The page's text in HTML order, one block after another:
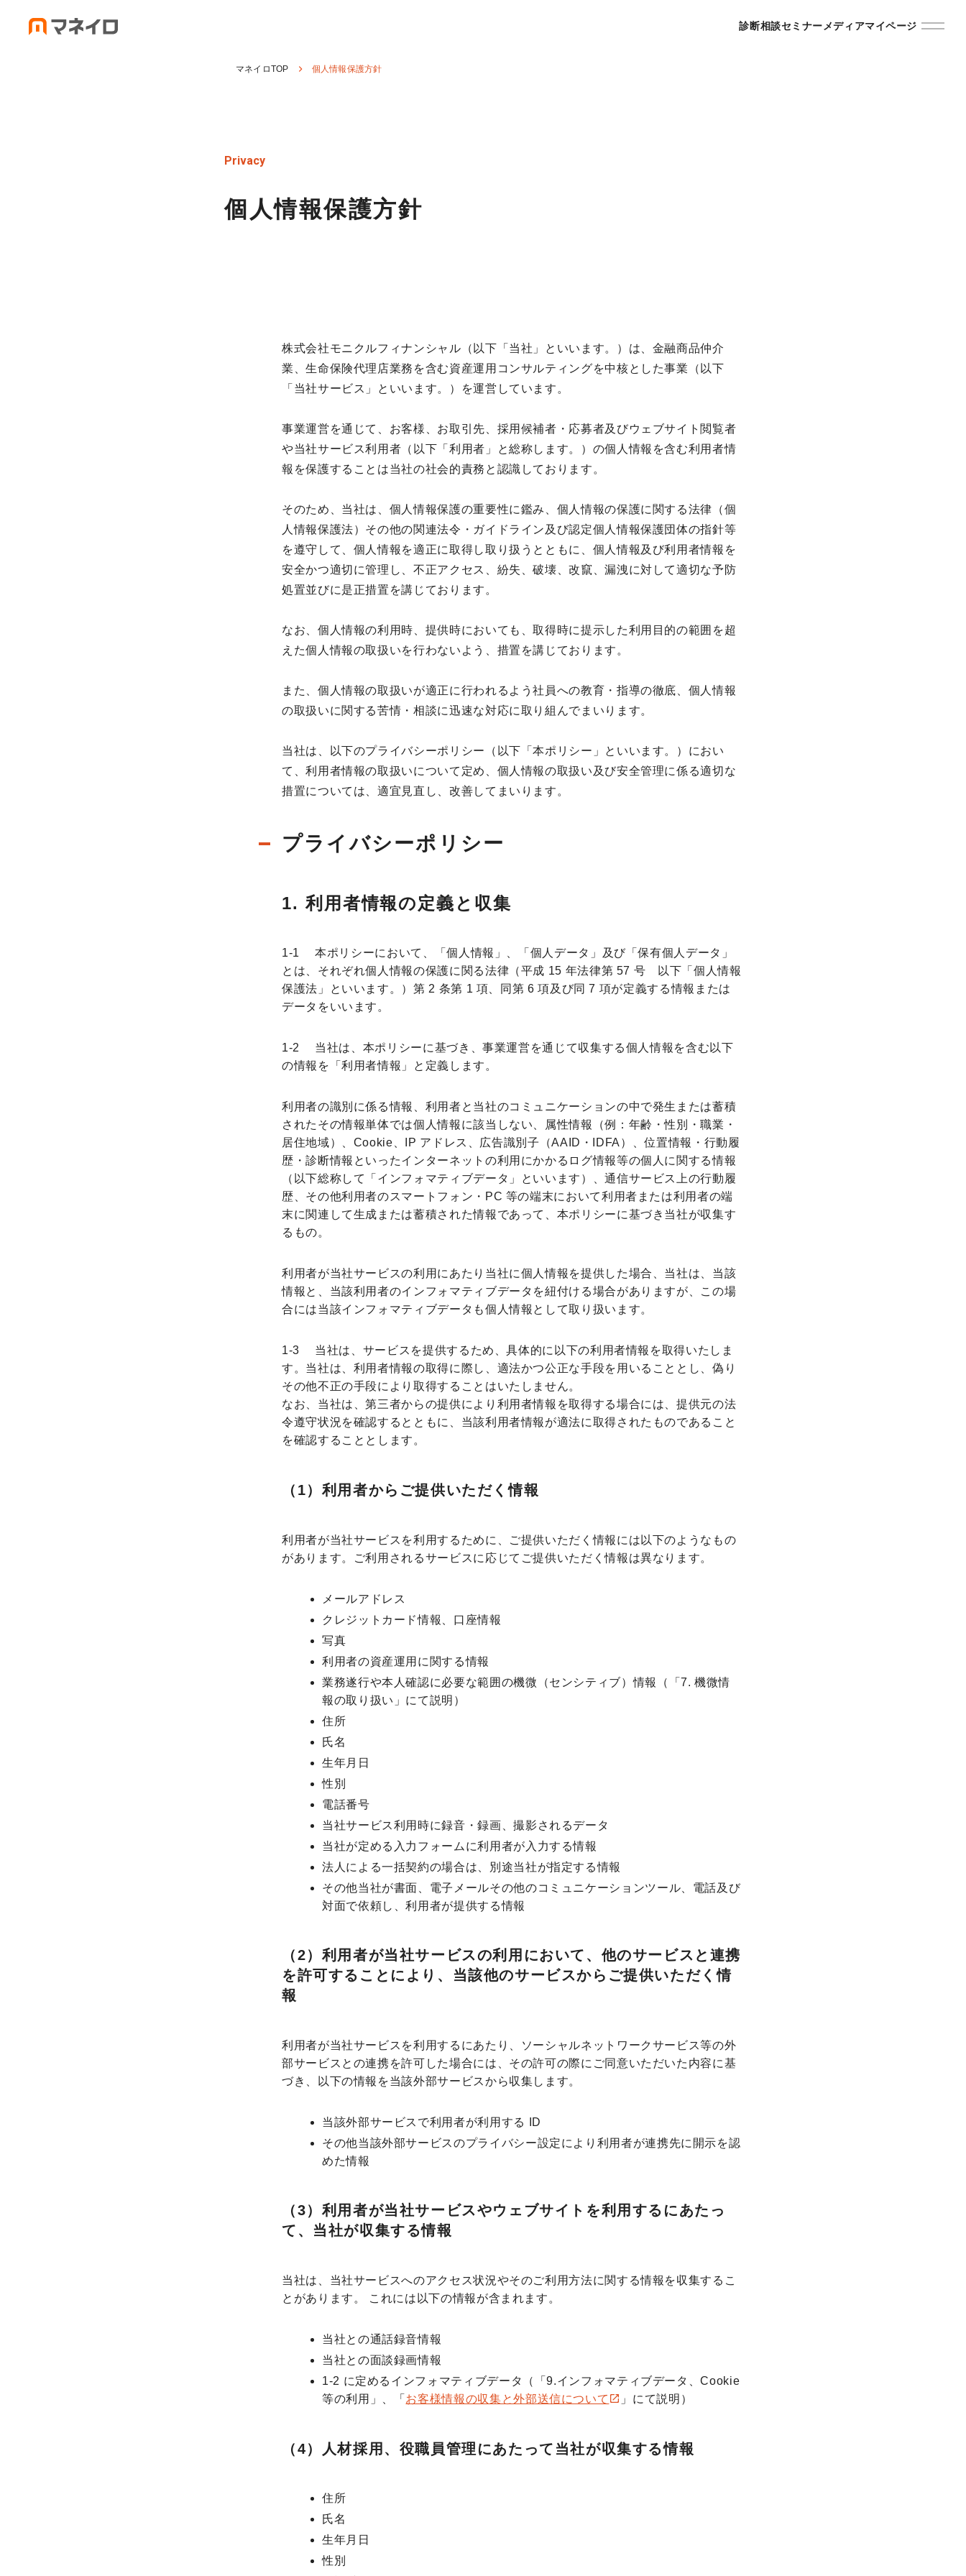
診断相談セミナーメディアマイページ
マネイロTOP 個人情報保護方針
Privacy
個人情報保護方針
株式会社モニクルフィナンシャル（以下「当社」といいます。）は、金融商品仲介
業、生命保険代理店業務を含む資産運用コンサルティングを中核とした事業（以下
「当社サービス」といいます。）を運営しています。
事業運営を通じて、お客様、お取引先、採用候補者・応募者及びウェブサイト閲覧者
や当社サービス利用者（以下「利用者」と総称します。）の個人情報を含む利用者情
報を保護することは当社の社会的責務と認識しております。
そのため、当社は、個人情報保護の重要性に鑑み、個人情報の保護に関する法律（個
人情報保護法）その他の関連法令・ガイドライン及び認定個人情報保護団体の指針等
を遵守して、個人情報を適正に取得し取り扱うとともに、個人情報及び利用者情報を
安全かつ適切に管理し、不正アクセス、紛失、破壊、改竄、漏洩に対して適切な予防
処置並びに是正措置を講じております。
なお、個人情報の利用時、提供時においても、取得時に提示した利用目的の範囲を超
えた個人情報の取扱いを行わないよう、措置を講じております。
また、個人情報の取扱いが適正に行われるよう社員への教育・指導の徹底、個人情報
の取扱いに関する苦情・相談に迅速な対応に取り組んでまいります。
当社は、以下のプライバシーポリシー（以下「本ポリシー」といいます。）におい
て、利用者情報の取扱いについて定め、個人情報の取扱い及び安全管理に係る適切な
措置については、適宜見直し、改善してまいります。
プライバシーポリシー
1. 利用者情報の定義と収集
1-1 本ポリシーにおいて、「個人情報」、「個人データ」及び「保有個人データ」
とは、それぞれ個人情報の保護に関る法律（平成 15 年法律第 57 号 以下「個人情報
保護法」といいます。）第 2 条第 1 項、同第 6 項及び同 7 項が定義する情報または
データをいいます。
1-2 当社は、本ポリシーに基づき、事業運営を通じて収集する個人情報を含む以下
の情報を「利用者情報」と定義します。
利用者の識別に係る情報、利用者と当社のコミュニケーションの中で発生または蓄積
されたその情報単体では個人情報に該当しない、属性情報（例：年齢・性別・職業・
居住地域）、Cookie、IP アドレス、広告識別子（AAID・IDFA）、位置情報・行動履
歴・診断情報といったインターネットの利用にかかるログ情報等の個人に関する情報
（以下総称して「インフォマティブデータ」といいます）、通信サービス上の行動履
歴、その他利用者のスマートフォン・PC 等の端末において利用者または利用者の端
末に関連して生成または蓄積された情報であって、本ポリシーに基づき当社が収集す
るもの。
利用者が当社サービスの利用にあたり当社に個人情報を提供した場合、当社は、当該
情報と、当該利用者のインフォマティブデータを紐付ける場合がありますが、この場
合には当該インフォマティブデータも個人情報として取り扱います。
1-3 当社は、サービスを提供するため、具体的に以下の利用者情報を取得いたしま
す。当社は、利用者情報の取得に際し、適法かつ公正な手段を用いることとし、偽り
その他不正の手段により取得することはいたしません。
なお、当社は、第三者からの提供により利用者情報を取得する場合には、提供元の法
令遵守状況を確認するとともに、当該利用者情報が適法に取得されたものであること
を確認することとします。
（1）利用者からご提供いただく情報
利用者が当社サービスを利用するために、ご提供いただく情報には以下のようなもの
があります。ご利用されるサービスに応じてご提供いただく情報は異なります。
メールアドレス
クレジットカード情報、口座情報
写真
利用者の資産運用に関する情報
業務遂行や本人確認に必要な範囲の機微（センシティブ）情報（「7. 機微情
報の取り扱い」にて説明）
住所
氏名
生年月日
性別
電話番号
当社サービス利用時に録音・録画、撮影されるデータ
当社が定める入力フォームに利用者が入力する情報
法人による一括契約の場合は、別途当社が指定する情報
その他当社が書面、電子メールその他のコミュニケーションツール、電話及び
対面で依頼し、利用者が提供する情報
（2）利用者が当社サービスの利用において、他のサービスと連携
を許可することにより、当該他のサービスからご提供いただく情
報
利用者が当社サービスを利用するにあたり、ソーシャルネットワークサービス等の外
部サービスとの連携を許可した場合には、その許可の際にご同意いただいた内容に基
づき、以下の情報を当該外部サービスから収集します。
当該外部サービスで利用者が利用する ID
その他当該外部サービスのプライバシー設定により利用者が連携先に開示を認
めた情報
（3）利用者が当社サービスやウェブサイトを利用するにあたっ
て、当社が収集する情報
当社は、当社サービスへのアクセス状況やそのご利用方法に関する情報を収集するこ
とがあります。 これには以下の情報が含まれます。
当社との通話録音情報
当社との面談録画情報
1-2 に定めるインフォマティブデータ（「9.インフォマティブデータ、Cookie
等の利用」、「 お客様情報の収集と外部送信について 」にて説明）
（4）人材採用、役職員管理にあたって当社が収集する情報
住所
氏名
生年月日
性別